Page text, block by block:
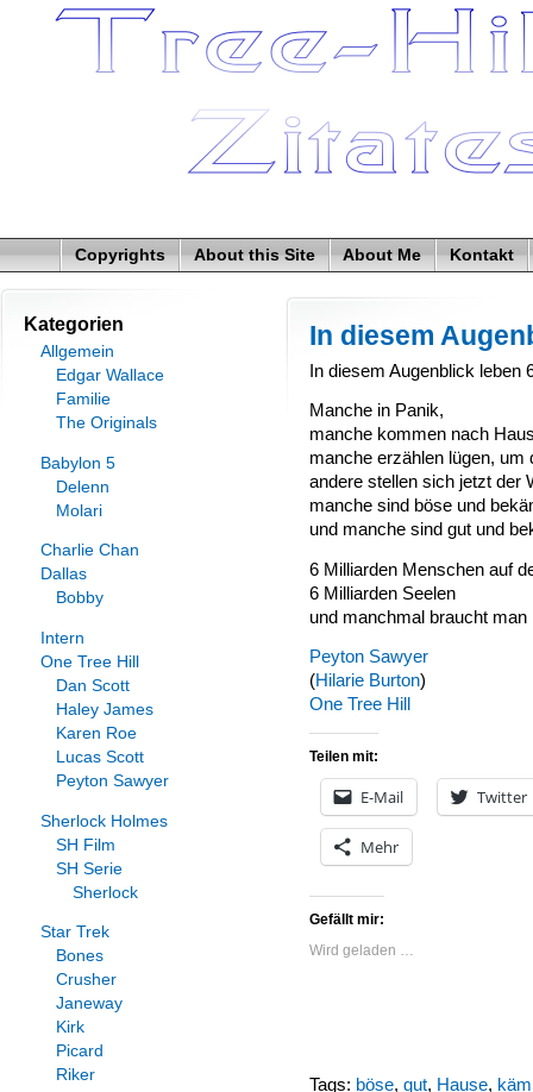
Copyrights About this Site About Me Kontakt
In diesem
In diesem Augenblick leben
Manche in Panik,
manche kommen nach
manche erzählen lügen, um
andere stellen sich jetzt der
manche sind böse und
und manche sind gut und
6 Milliarden Menschen auf
6 Milliarden Seelen
und manchmal braucht man
Peyton Sawyer
(Hilarie Burton)
One Tree Hill
Teilen mit:
E-Mail Twitter
Mehr
Gefällt mir:
Wird geladen …
Tags: böse, gut, Hause,
Kategorien
Allgemein
Edgar Wallace
Familie
The Originals
Babylon 5
Delenn
Molari
Charlie Chan
Dallas
Bobby
Intern
One Tree Hill
Dan Scott
Haley James
Karen Roe
Lucas Scott
Peyton Sawyer
Sherlock Holmes
SH Film
SH Serie
Sherlock
Star Trek
Bones
Crusher
Janeway
Kirk
Picard
Riker